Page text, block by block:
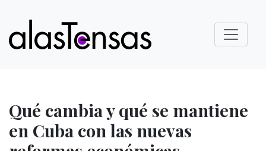
Qué cambia y qué se mantiene
en Cuba con las nuevas